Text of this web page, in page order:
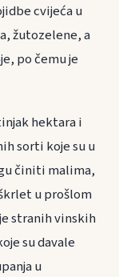
cvijeća u
žutozelene, a
po čemu je
hektara i
sorti koje su u
činiti malima,
u prošlom
stranih vinskih
su davale
u